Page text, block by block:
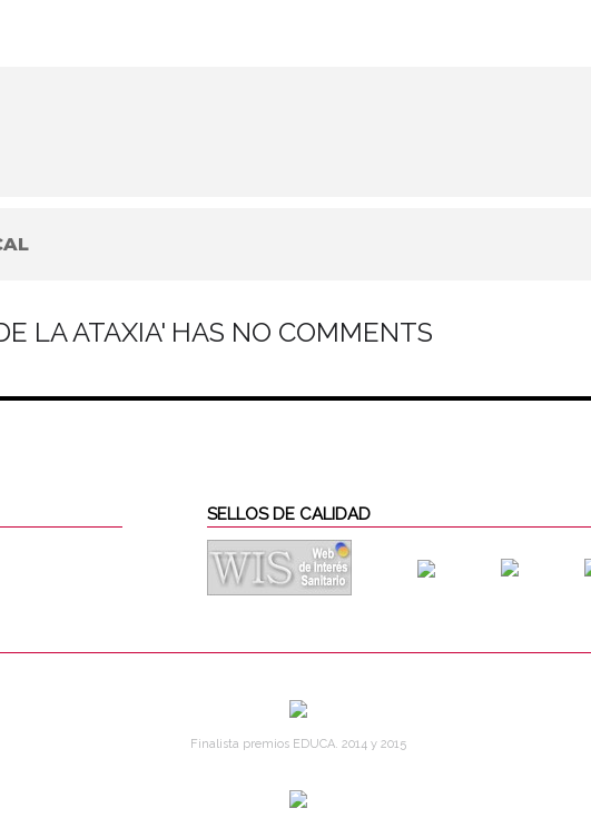
LA ATAXIA' HAS NO COMMENTS
SELLOS DE CALIDAD
Finalista premios EDUCA. 2014 y 2015